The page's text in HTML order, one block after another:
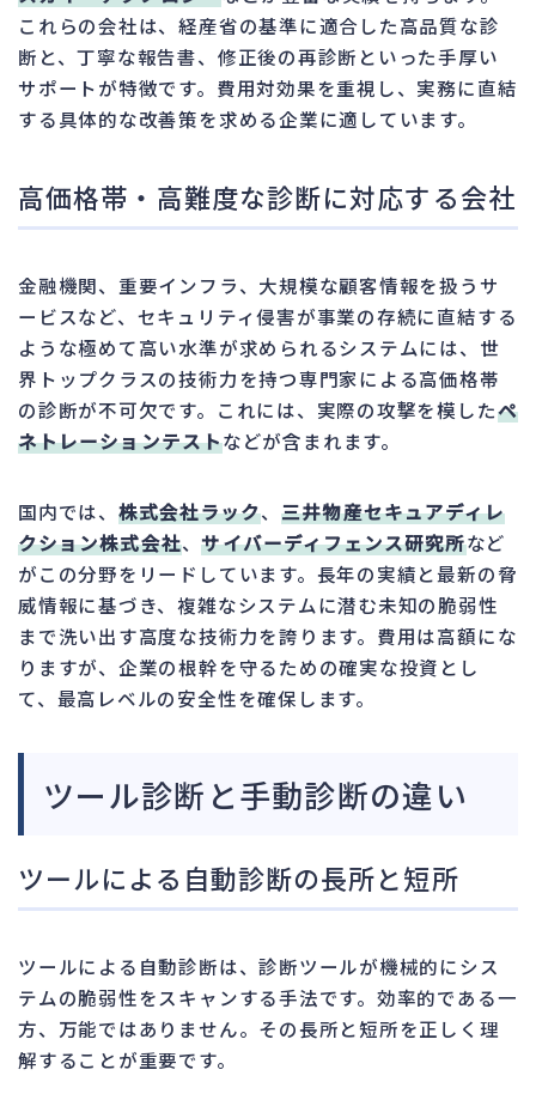
これらの会社は、経産省の基準に適合した高品質な診
断と、丁寧な報告書、修正後の再診断といった手厚い
サポートが特徴です。費用対効果を重視し、実務に直結
する具体的な改善策を求める企業に適しています。
高価格帯・高難度な診断に対応する会社
金融機関、重要インフラ、大規模な顧客情報を扱うサ
ービスなど、セキュリティ侵害が事業の存続に直結する
ような極めて高い水準が求められるシステムには、世
界トップクラスの技術力を持つ専門家による高価格帯
の診断が不可欠です。これには、実際の攻撃を模したペ
ネトレーションテストなどが含まれます。
国内では、 株式会社ラック、三井物産セキュアディレ
クション株式会社、サイバーディフェンス研究所など
がこの分野をリードしています。長年の実績と最新の脅
威情報に基づき、複雑なシステムに潜む未知の脆弱性
まで洗い出す高度な技術力を誇ります。費用は高額にな
りますが、企業の根幹を守るための確実な投資とし
て、最高レベルの安全性を確保します。
ツール診断と手動診断の違い
ツールによる自動診断の長所と短所
ツールによる自動診断は、診断ツールが機械的にシス
テムの脆弱性をスキャンする手法です。効率的である一
方、万能ではありません。その長所と短所を正しく理
解することが重要です。